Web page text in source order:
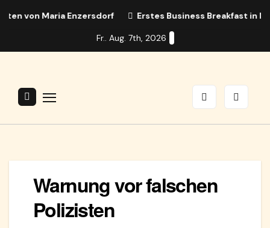
von Maria Enzersdorf Erstes Business Breakfast in Maria
Fr.. Aug. 7th, 2026
Warnung vor falschen
Polizisten